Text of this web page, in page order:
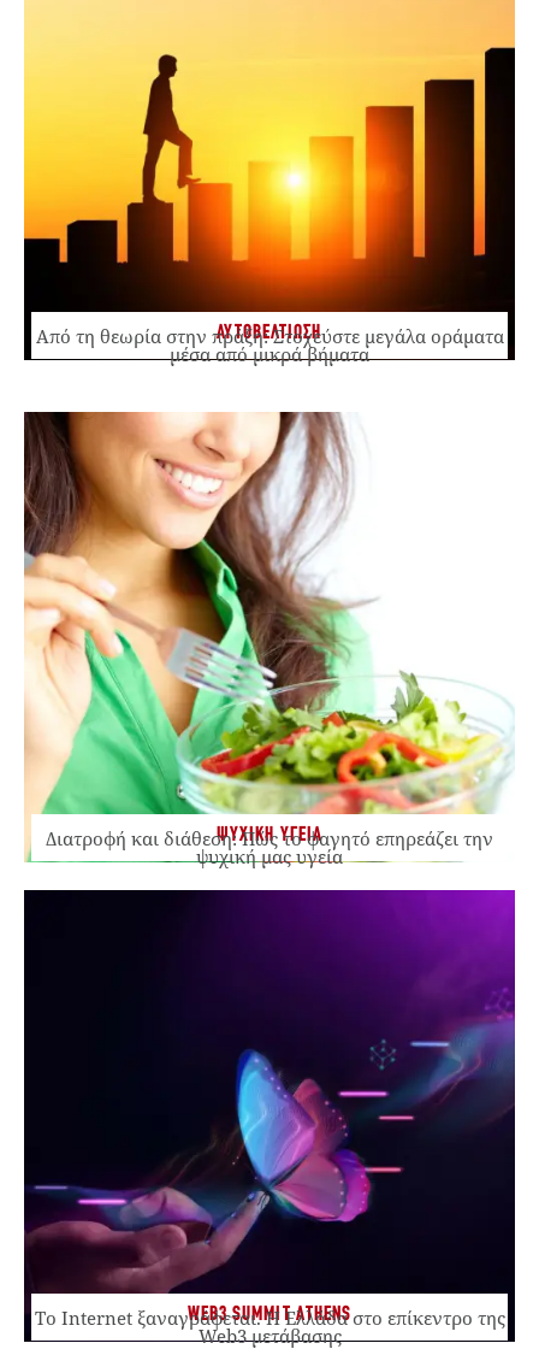
ΑΥΤΟΒΕΛΤΙΩΣΗ
Από τη θεωρία στην πράξη: Στοχεύστε μεγάλα οράματα
μέσα από μικρά βήματα
ΨΥΧΙΚΗ ΥΓΕΙΑ
Διατροφή και διάθεση: Πώς το φαγητό επηρεάζει την
ψυχική μας υγεία
WEB3 SUMMIT ATHENS
Το Internet ξαναγράφεται. Η Ελλάδα στο επίκεντρο της
Web3 μετάβασης